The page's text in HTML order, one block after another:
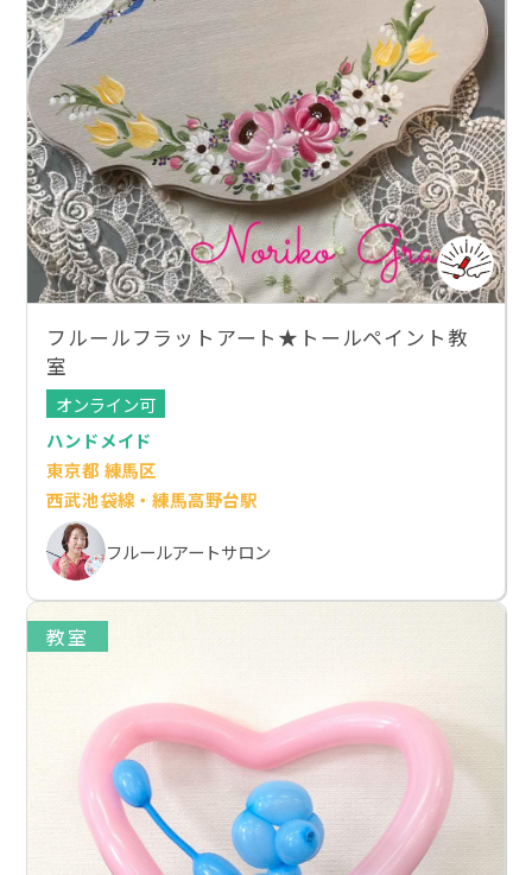
フルールフラットアート★トールペイント教
室
オンライン可
ハンドメイド
東京都 練馬区
西武池袋線・練馬高野台駅
フルールアートサロン
教室